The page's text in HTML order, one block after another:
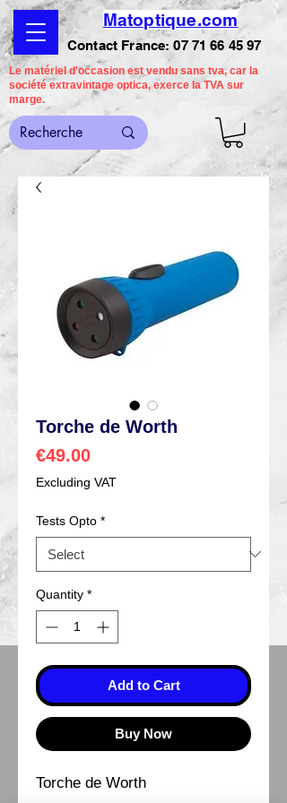
Matoptique.com
Contact France:07 71 66 45 97
Le matériel d'occasion est vendu sans tva, car la
société extravintage optica, exerce la TVA sur
marge.
Torche de Worth
€49.00Price
Excluding VAT
Tests Opto *
Quantity *
Add to Cart
Buy Now
Torche de Worth